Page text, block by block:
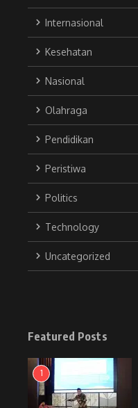
Internasional
Kesehatan
Nasional
Olahraga
Pendidikan
Peristiwa
Politics
Technology
Uncategorized
Featured Posts
1